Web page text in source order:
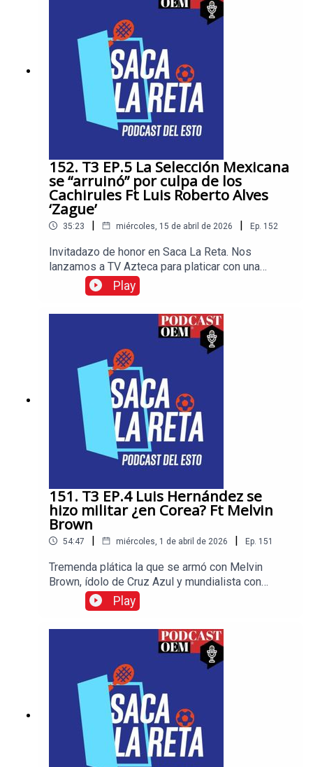
condiciones se den para que así sea.
152. T3 EP.5 La Selección Mexicana
se “arruinó” por culpa de los
Cachirules Ft Luis Roberto Alves
‘Zague’
35:23 | miércoles, 15 de abril de 2026 | Ep. 152
Invitadazo de honor en Saca La Reta. Nos
lanzamos a TV Azteca para platicar con una
leyenda del fútbol mexicano, el mismísimo Luis
Roberto Alves, mejor conocido como ‘Zague’,
una charla imperdible. Secretos de Luis García y
Martinoli, de Jorge Campos, de la Sección
Mexicana y más.
Play
151. T3 EP.4 Luis Hernández se
hizo militar ¿en Corea? Ft Melvin
Brown
54:47 | miércoles, 1 de abril de 2026 | Ep. 151
Tremenda plática la que se armó con Melvin
Brown, ídolo de Cruz Azul y mundialista con
México en Corea-Japón 2022. El defensor contó
tremendas anécdotas como la vez que el
‘Matador’ se vistió de militar en Corea para
hacerle una broma a Jorge Campos y más.No te
pierdas las historias más interesantes en el
mundo del deporte, visita Esto, el diario de los
deportistas.
Play